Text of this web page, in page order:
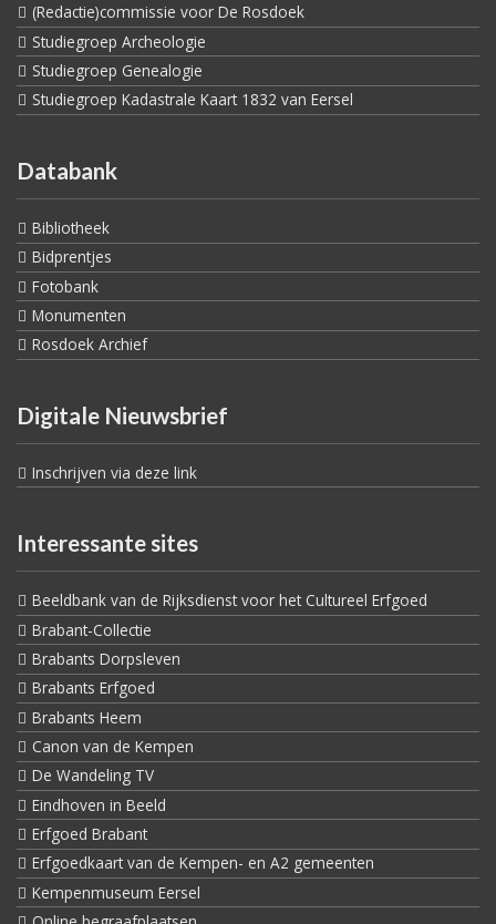
(Redactie)commissie voor De Rosdoek
Studiegroep Archeologie
Studiegroep Genealogie
Studiegroep Kadastrale Kaart 1832 van Eersel
Databank
Bibliotheek
Bidprentjes
Fotobank
Monumenten
Rosdoek Archief
Digitale Nieuwsbrief
Inschrijven via deze link
Interessante sites
Beeldbank van de Rijksdienst voor het Cultureel Erfgoed
Brabant-Collectie
Brabants Dorpsleven
Brabants Erfgoed
Brabants Heem
Canon van de Kempen
De Wandeling TV
Eindhoven in Beeld
Erfgoed Brabant
Erfgoedkaart van de Kempen- en A2 gemeenten
Kempenmuseum Eersel